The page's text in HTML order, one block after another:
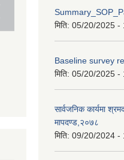
मिति: 05/20/2025 -
Baseline survey
मिति: 05/20/2025 -
सार्वजनिक कार्यमा
मापदण्ड,२०७८
मिति: 09/20/2024 -